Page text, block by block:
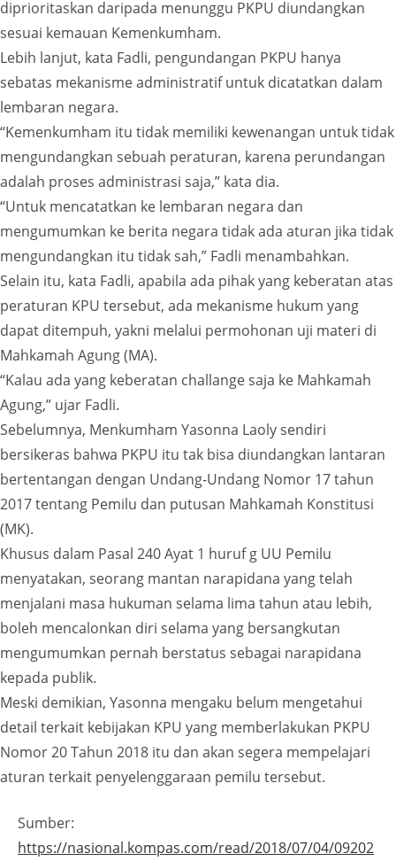
diprioritaskan daripada menunggu PKPU diundangkan
sesuai kemauan Kemenkumham.
Lebih lanjut, kata Fadli, pengundangan PKPU hanya
sebatas mekanisme administratif untuk dicatatkan dalam
lembaran negara.
“Kemenkumham itu tidak memiliki kewenangan untuk tidak
mengundangkan sebuah peraturan, karena perundangan
adalah proses administrasi saja,” kata dia.
“Untuk mencatatkan ke lembaran negara dan
mengumumkan ke berita negara tidak ada aturan jika tidak
mengundangkan itu tidak sah,” Fadli menambahkan.
Selain itu, kata Fadli, apabila ada pihak yang keberatan atas
peraturan KPU tersebut, ada mekanisme hukum yang
dapat ditempuh, yakni melalui permohonan uji materi di
Mahkamah Agung (MA).
“Kalau ada yang keberatan challange saja ke Mahkamah
Agung,” ujar Fadli.
Sebelumnya, Menkumham Yasonna Laoly sendiri
bersikeras bahwa PKPU itu tak bisa diundangkan lantaran
bertentangan dengan Undang-Undang Nomor 17 tahun
2017 tentang Pemilu dan putusan Mahkamah Konstitusi
(MK).
Khusus dalam Pasal 240 Ayat 1 huruf g UU Pemilu
menyatakan, seorang mantan narapidana yang telah
menjalani masa hukuman selama lima tahun atau lebih,
boleh mencalonkan diri selama yang bersangkutan
mengumumkan pernah berstatus sebagai narapidana
kepada publik.
Meski demikian, Yasonna mengaku belum mengetahui
detail terkait kebijakan KPU yang memberlakukan PKPU
Nomor 20 Tahun 2018 itu dan akan segera mempelajari
aturan terkait penyelenggaraan pemilu tersebut.
Sumber:
https://nasional.kompas.com/read/2018/07/04/09202